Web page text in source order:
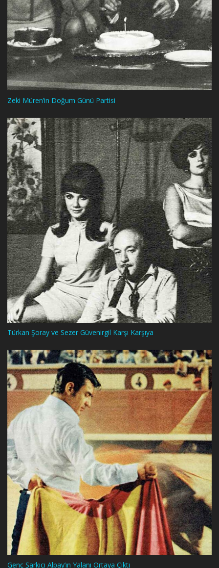
Zeki Müren’in Doğum Günü Partisi
Türkan Şoray ve Sezer Güvenirgil Karşı Karşıya
Genç Şarkıcı Alpay’ın Yalanı Ortaya Çıktı